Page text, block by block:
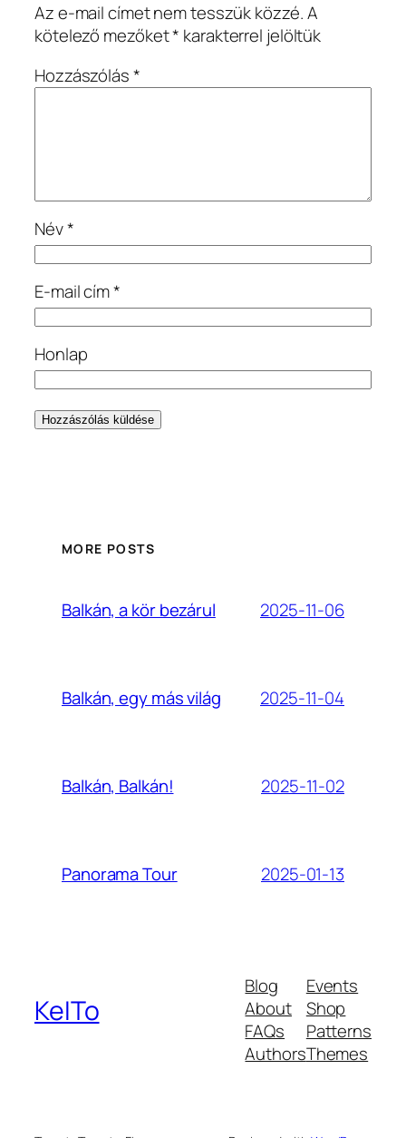
Az e-mail címet nem tesszük közzé.A
kötelező mezőket* karakterrel jelöltük
Hozzászólás*
Név*
E-mail cím*
Honlap
MORE POSTS
Balkán, a kör bezárul 2025-11-06
Balkán, egy más világ 2025-11-04
Balkán, Balkán! 2025-11-02
Panorama Tour 2025-01-13
KeITo
Blog
About
FAQs
Authors
Events
Shop
Patterns
Themes